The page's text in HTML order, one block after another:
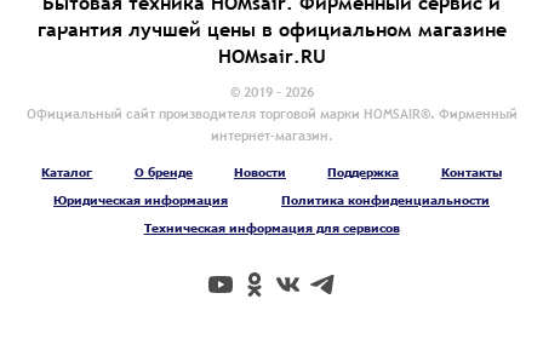
гарантия лучшей цены в официальном магазине
HOMsair.RU
© 2019 - 2026
Официальный сайт производителя торговой марки HOMSAIR®. Фирменный
интернет-магазин.
Каталог О бренде Новости Поддержка
Контакты
Юридическая информация
Политика конфиденциальности
Техническая информация для сервисов